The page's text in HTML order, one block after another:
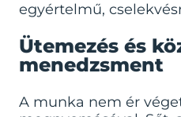
egyértelmű,
Ütemezés és
menedzsment
A munka nem ér